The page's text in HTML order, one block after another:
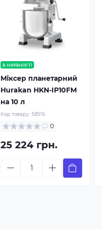
в наявності
Міксер планетарний
Hurakan HKN-IP10FM
на 10 л
Код товару: 58516
0
25 224 грн.